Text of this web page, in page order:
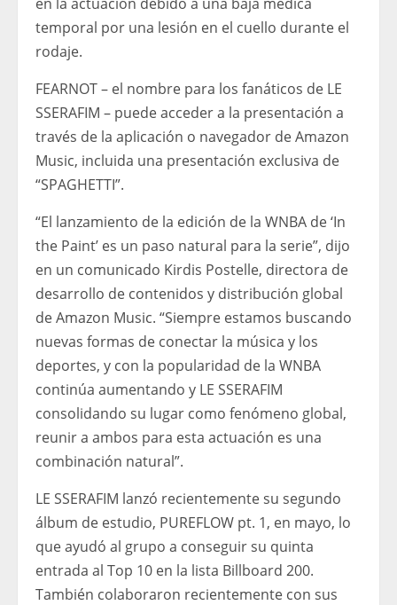
temporal por una lesión en el cuello durante el
rodaje.
FEARNOT – el nombre para los fanáticos de LE
SSERAFIM – puede acceder a la presentación a
través de la aplicación o navegador de Amazon
Music, incluida una presentación exclusiva de
“SPAGHETTI”.
“El lanzamiento de la edición de la WNBA de ‘In
the Paint’ es un paso natural para la serie”, dijo
en un comunicado Kirdis Postelle, directora de
desarrollo de contenidos y distribución global
de Amazon Music. “Siempre estamos buscando
nuevas formas de conectar la música y los
deportes, y con la popularidad de la WNBA
continúa aumentando y LE SSERAFIM
consolidando su lugar como fenómeno global,
reunir a ambos para esta actuación es una
combinación natural”.
LE SSERAFIM lanzó recientemente su segundo
álbum de estudio, PUREFLOW pt. 1, en mayo, lo
que ayudó al grupo a conseguir su quinta
entrada al Top 10 en la lista Billboard 200.
También colaboraron recientemente con sus